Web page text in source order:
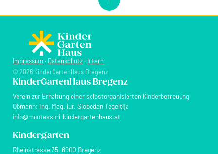
Impressum · Datenschutz· Intern
© 2026 KinderGartenHaus Bregenz
KinderGartenHaus Bregenz
Verein zur Erhaltung einer selbstorganisierten Kinderbetreuung
Obmann: Ing. Mag. iur. Slobodan Tegeltija
info@montessori-kindergartenhaus.at
Kindergarten
Rheinstrasse 35, 6900 Bregenz